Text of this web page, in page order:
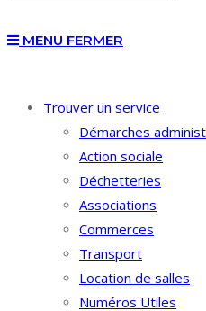
MENU FERMER
Trouver un service
Démarches
Action sociale
Déchetteries
Associations
Commerces
Transport
Location de salles
Numéros Utiles